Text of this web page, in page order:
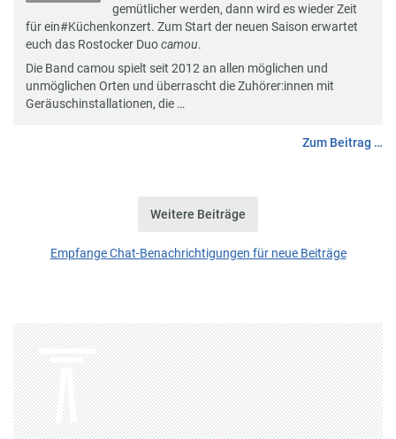
gemütlicher werden, dann wird es wieder Zeit
für ein#Küchenkonzert. Zum Start der neuen Saison erwartet
euch das Rostocker Duocamou.
Die Band camou spielt seit 2012 an allen möglichen und
unmöglichen Orten und überrascht die Zuhörer:innen mit
Geräuschinstallationen, die …
Zum Beitrag …
Weitere Beiträge
Empfange Chat-Benachrichtigungen für neue Beiträge